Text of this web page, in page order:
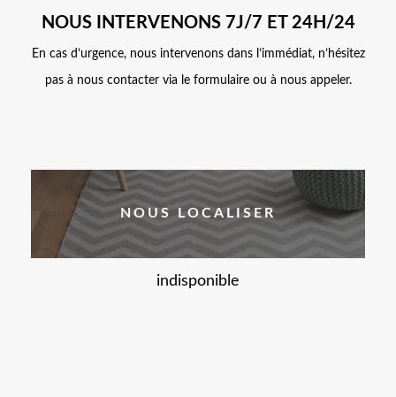
NOUS INTERVENONS 7J/7 ET 24H/24
En cas d’urgence, nous intervenons dans l’immédiat, n’hésitez
pas à nous contacter via le formulaire ou à nous appeler.
NOUS LOCALISER
indisponible